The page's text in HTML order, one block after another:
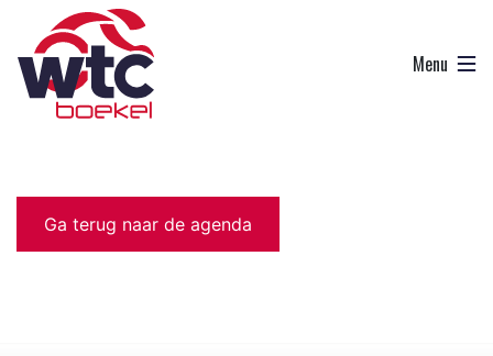
Ga terug naar de agenda